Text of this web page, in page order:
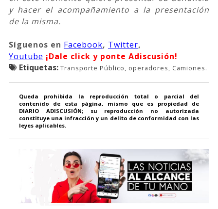
y hacer el acompañamiento a la presentación
de la misma.
Síguenos en Facebook, Twitter,
Youtube ¡Dale click y ponte Adiscusión!
Etiquetas: Transporte Público, operadores, Camiones.
Queda prohibida la reproducción total o parcial del
contenido de esta página, mismo que es propiedad de
DIARIO ADISCUSIÓN; su reproducción no autorizada
constituye una infracción y un delito de conformidad con las
leyes aplicables.